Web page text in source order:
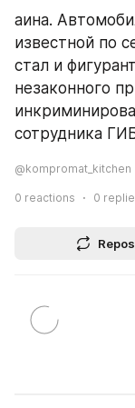
аина.
известной по
стал и
незаконного
сотрудника
@kompromat_kitchen
0 reactions 0